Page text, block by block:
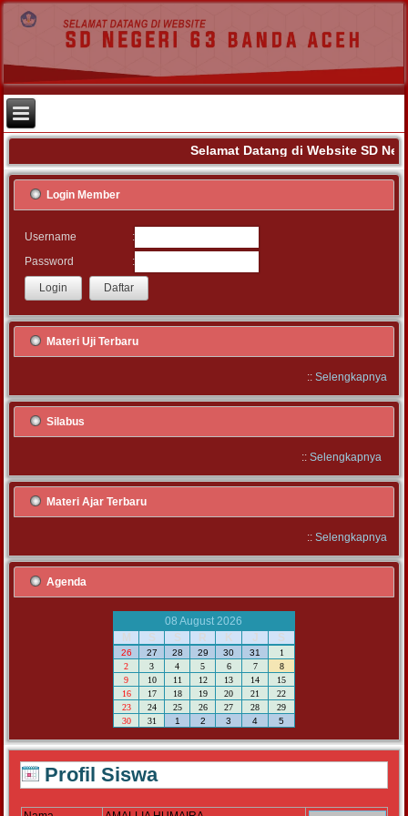
Selamat Datang di Website SD
Login Member
Username
:
Password
:
Materi Uji Terbaru
:: Selengkapnya
Silabus
:: Selengkapnya
Materi Ajar Terbaru
:: Selengkapnya
Agenda
08 August 2026
M
S S R K J S
26 27 28 29 30 31
1
2
3 4 5 6 7
8
9
10 11 12 13 14
15
16
17 18 19 20 21
22
23
24 25 26 27 28
29
30
31 1 2 3 4 5
Profil Siswa